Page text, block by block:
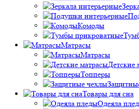
Комоды
Матрасы
Матрасы
Детские
Топперы
Товары для сна
Одеяла